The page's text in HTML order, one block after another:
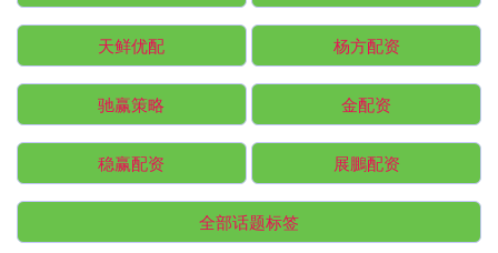
天鲜优配 杨方配资
驰赢策略 金配资
稳赢配资 展鵬配资
全部话题标签